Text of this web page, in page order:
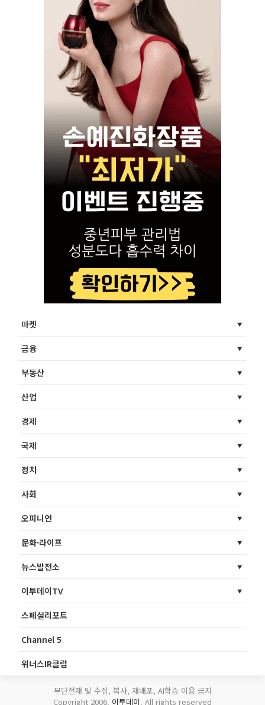
마켓
금융
부동산
산업
경제
국제
정치
사회
오피니언
문화·라이프
뉴스발전소
이투데이TV
스페셜리포트
Channel 5
위너스IR클럽
무단전재 및 수집, 복사, 재배포, AI학습 이용 금지
Copyright 2006. 이투데이. All rights reserved